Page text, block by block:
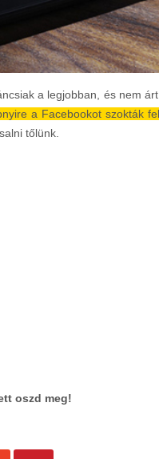
a legjobban, és nem
a Facebookot szokták
tőlünk.
oszd meg!